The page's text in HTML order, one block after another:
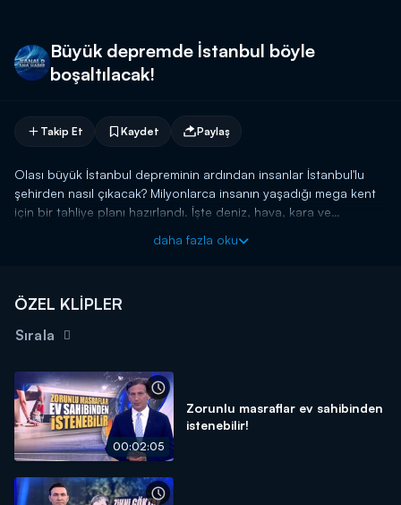
Büyük depremde İstanbul böyle
boşaltılacak!
Takip Et Kaydet Paylaş
Olası büyük İstanbul depreminin ardından insanlar İstanbul'lu
şehirden nasıl çıkacak? Milyonlarca insanın yaşadığı mega kent
için bir tahliye planı hazırlandı. İşte deniz, hava, kara ve
senaryosu... Detaylar Kanal D Ana Haber'de!
daha fazla oku
ÖZEL KLİPLER
Sırala
00:02:05
Zorunlu masraflar ev sahibinden
istenebilir!